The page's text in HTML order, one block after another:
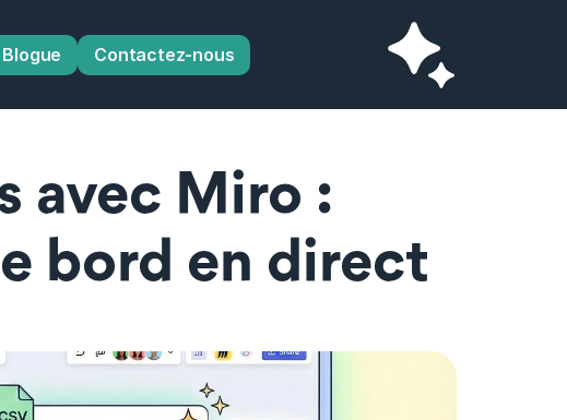
Blogue Contactez-nous
avec Miro :
bord en direct